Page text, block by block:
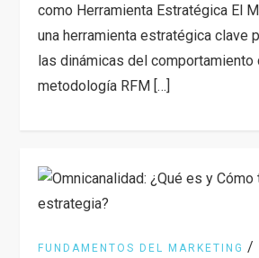
como Herramienta Estratégica El
una herramienta estratégica clave
las dinámicas del comportamiento
metodología RFM […]
FUNDAMENTOS DEL MARKETING /